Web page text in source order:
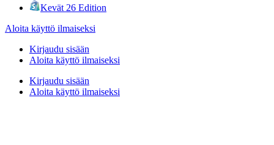
Kevät 26 Edition
Aloita käyttö ilmaiseksi
Kirjaudu sisään
Aloita käyttö ilmaiseksi
Kirjaudu sisään
Aloita käyttö ilmaiseksi